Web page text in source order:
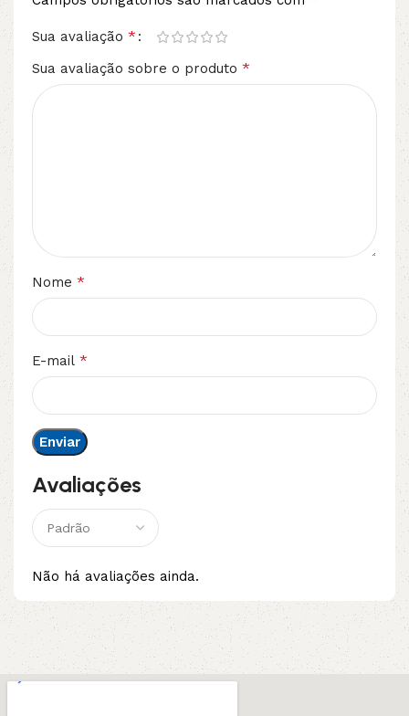
Avaliações
Não há avaliações ainda.
Sua avaliação *
Sua avaliação sobre o produto *
Nome *
E-mail *